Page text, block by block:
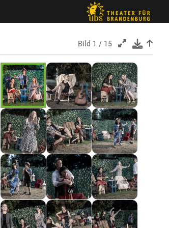
Bild 1 / 15